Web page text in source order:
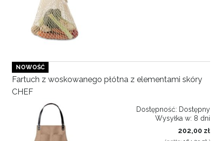
Fartuch z woskowanego płótna z elementami skóry
CHEF
Dostępność: Dostępny
Wysyłka w: 8 dni
202,00 zł
NOWOŚĆ